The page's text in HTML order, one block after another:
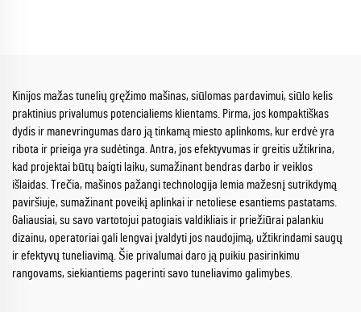
Kinijos mažas tunelių gręžimo mašinas, siūlomas pardavimui, siūlo kelis
praktinius privalumus potencialiems klientams. Pirma, jos kompaktiškas
dydis ir manevringumas daro ją tinkamą miesto aplinkoms, kur erdvė yra
ribota ir prieiga yra sudėtinga. Antra, jos efektyvumas ir greitis užtikrina,
kad projektai būtų baigti laiku, sumažinant bendras darbo ir veiklos
išlaidas. Trečia, mašinos pažangi technologija lemia mažesnį sutrikdymą
paviršiuje, sumažinant poveikį aplinkai ir netoliese esantiems pastatams.
Galiausiai, su savo vartotojui patogiais valdikliais ir priežiūrai palankiu
dizainu, operatoriai gali lengvai įvaldyti jos naudojimą, užtikrindami saugų
ir efektyvų tuneliavimą. Šie privalumai daro ją puikiu pasirinkimu
rangovams, siekiantiems pagerinti savo tuneliavimo galimybes.